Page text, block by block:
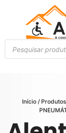
Início/ Produtos